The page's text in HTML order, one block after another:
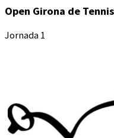
Open Girona de
Jornada 1